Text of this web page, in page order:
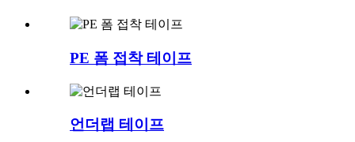
PE 폼 접착 테이프
언더랩 테이프